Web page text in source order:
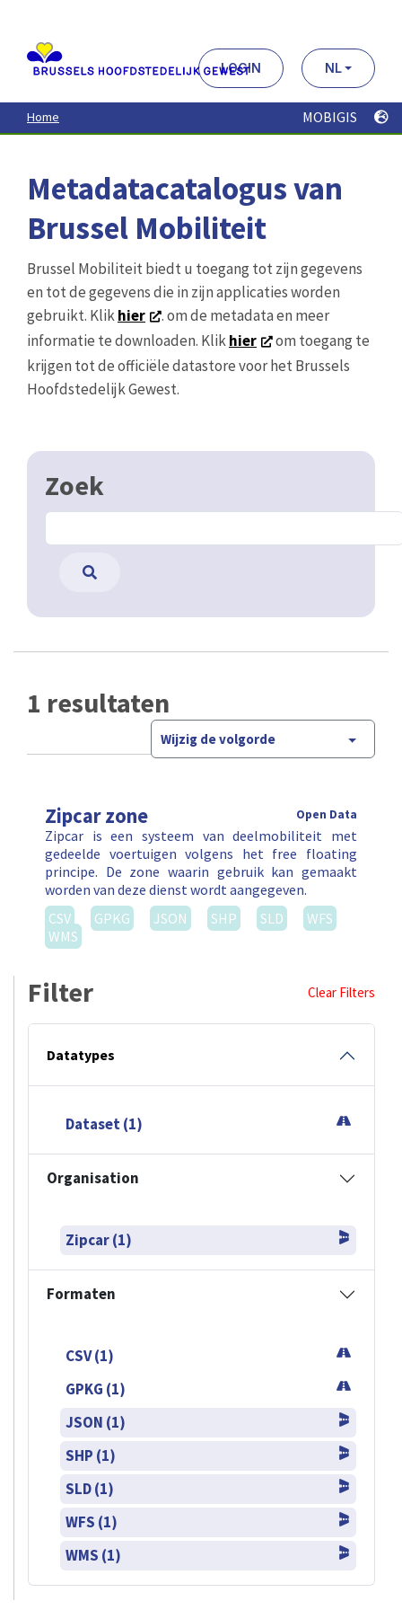
contenu
principal
LOGIN NL
Home MOBIGIS
Metadatacatalogus van
Brussel Mobiliteit
Brussel Mobiliteit biedt u toegang tot zijn gegevens
en tot de gegevens die in zijn applicaties worden
gebruikt. Klikhier
. om de metadata en meer
informatie te downloaden. Klikhier
om toegang te
krijgen tot de officiële datastore voor het Brussels
Hoofdstedelijk Gewest.
Zoek
1 resultaten
Wijzig de volgorde
Zipcar zone Open Data
Zipcar is een systeem van deelmobiliteit met
gedeelde voertuigen volgens het free floating
principe. De zone waarin gebruik kan gemaakt
worden van deze dienst wordt aangegeven.
CSV
GPKG JSON SHP SLD
WFS
WMS
Filter Clear Filters
Datatypes
Dataset (1)
Organisation
Zipcar (1)
Formaten
CSV (1)
GPKG (1)
JSON (1)
SHP (1)
SLD (1)
WFS (1)
WMS (1)